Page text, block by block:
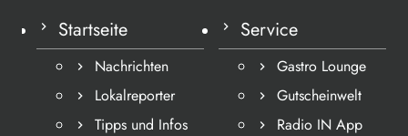
Startseite
Nachrichten
Lokalreporter
Tipps und Infos
Service
Gastro Lounge
Gutscheinwelt
Radio IN App